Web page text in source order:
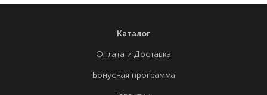
Каталог
Оплата и Доставка
Бонусная программа